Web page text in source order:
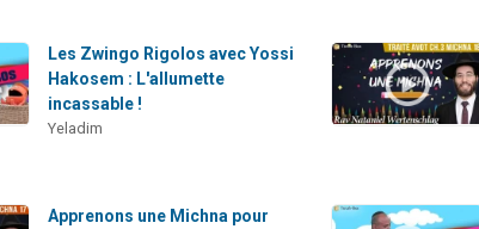
Les Zwingo Rigolos avec Yossi
Hakosem : L'allumette
incassable !
Yeladim
Apprenons une Michna pour